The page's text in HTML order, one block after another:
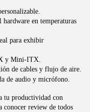
en temperaturas
para exhibir
y Mini-ITX.
de cables y flujo de aire.
de audio y micrófono.
tu productividad con
conocer review de todos